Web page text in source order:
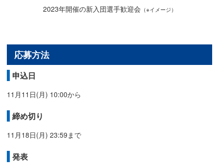
2023年開催の新入団選手歓迎会 （※イメージ）
応募方法
申込日
11月11日(月) 10:00から
締め切り
11月18日(月) 23:59まで
発表